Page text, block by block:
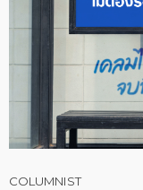
COLUMNIST